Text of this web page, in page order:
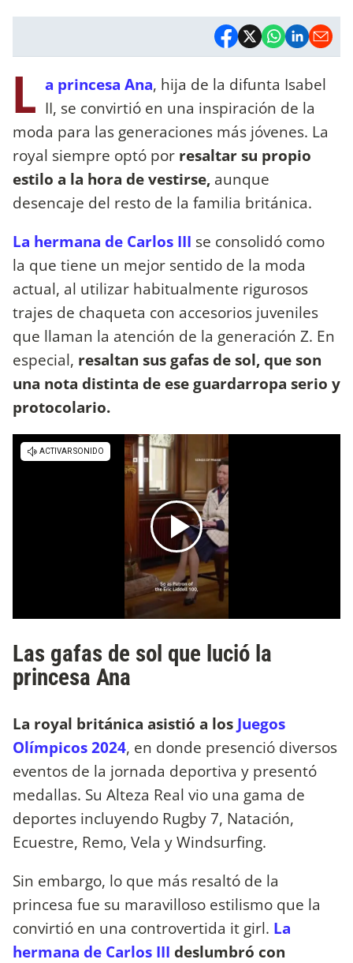
L a princesa Ana, hija de la difunta Isabel
II, se convirtió en una inspiración de la
moda para las generaciones más jóvenes. La
royal siempre optó por resaltar su propio
estilo a la hora de vestirse, aunque
desencaje del resto de la familia británica.
La hermana de Carlos III se consolidó como
la que tiene un mejor sentido de la moda
actual, al utilizar habitualmente rigurosos
trajes de chaqueta con accesorios juveniles
que llaman la atención de la generación Z. En
especial, resaltan sus gafas de sol, que son
una nota distinta de ese guardarropa serio y
protocolario.
Las gafas de sol que lució la
princesa Ana
La royal británica asistió a los Juegos
Olímpicos 2024, en donde presenció diversos
eventos de la jornada deportiva y presentó
medallas. Su Alteza Real vio una gama de
deportes incluyendo Rugby 7, Natación,
Ecuestre, Remo, Vela y Windsurfing.
Sin embargo, lo que más resaltó de la
princesa fue su maravilloso estilismo que la
convirtió en una controvertida it girl. La
hermana de Carlos III deslumbró con